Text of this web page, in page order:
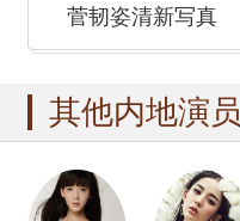
菅韧姿清新写真
其他内地演员